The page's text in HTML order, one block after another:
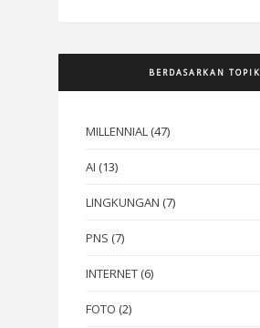
BERDASARKAN TOPIK
MILLENNIAL (47)
AI (13)
LINGKUNGAN (7)
PNS (7)
INTERNET (6)
FOTO (2)